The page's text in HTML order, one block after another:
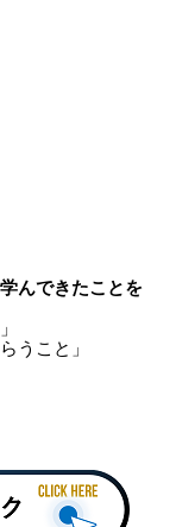
んできたことを
うこと」